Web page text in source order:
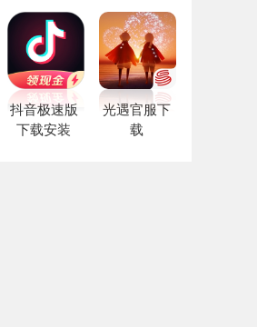
抖音极速版
下载安装
光遇官服下
载